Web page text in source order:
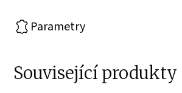
Parametry
Související produkty